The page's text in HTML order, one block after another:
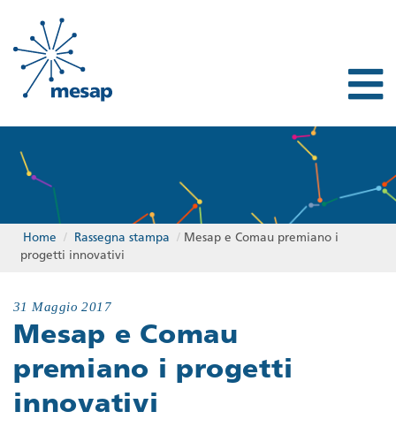
Home / Rassegna stampa / Mesap e Comau premiano i
progetti innovativi
31 Maggio 2017
Mesap e Comau
premiano i progetti
innovativi